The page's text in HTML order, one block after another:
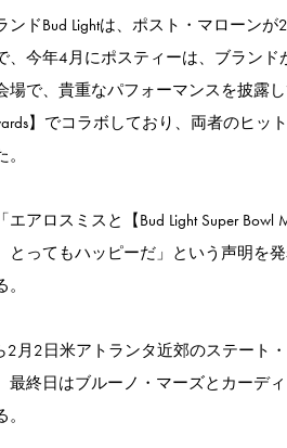
ドBud Lightは、ポスト・マローン
今年4月にポスティーは、ブランド
で、貴重なパフォーマンスを披露
】でコラボしており、両者のヒ
アロスミスと【Bud Light Super Bowl
とってもハッピーだ」という声明を
2月2日米アトランタ近郊のステート
最終日はブルーノ・マーズとカーデ